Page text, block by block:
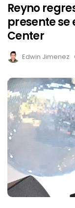
Reyno
presente se
Center
Edwin Jimenez